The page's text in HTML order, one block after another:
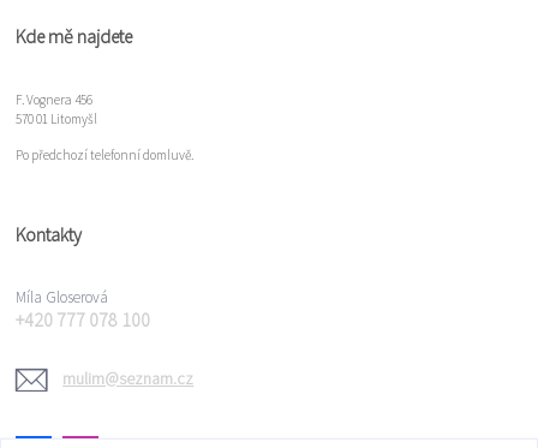
Kde mě najdete
F. Vognera 456
570 01 Litomyšl
Po předchozí telefonní domluvě.
Kontakty
Míla Gloserová
+420 777 078 100
mulim@seznam.cz